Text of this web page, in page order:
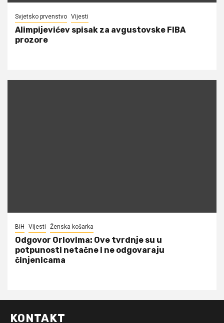
Svjetsko prvenstvo Vijesti
Alimpijevićev spisak za avgustovske FIBA
prozore
BiH Vijesti Ženska košarka
Odgovor Orlovima: ​Ove tvrdnje su u
potpunosti netačne i ne odgovaraju
činjenicama
KONTAKT